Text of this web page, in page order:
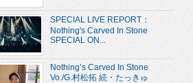
SPECIAL LIVE REPORT：
Nothing's Carved In Stone
SPECIAL ON...
Nothing’s Carved In Stone
Vo./G.村松拓 続・たっきゅ